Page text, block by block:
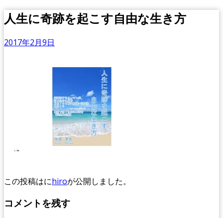
人生に奇跡を起こす自由な生き方
2017年2月9日
この投稿はにhiroが公開しました。
コメントを残す